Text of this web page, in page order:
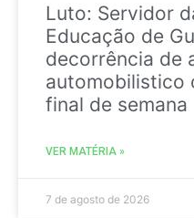
Luto: Servidor
Educação de
decorrência de
automobilistico
final de semana
VER MATÉRIA »
7 de agosto de 2026